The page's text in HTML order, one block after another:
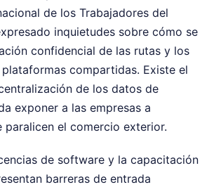
de los Trabajadores del
inquietudes sobre cómo se
confidencial de las rutas y los
compartidas. Existe el
de los datos de
exponer a las empresas a
paralicen el comercio exterior.
de software y la capacitación
barreras de entrada